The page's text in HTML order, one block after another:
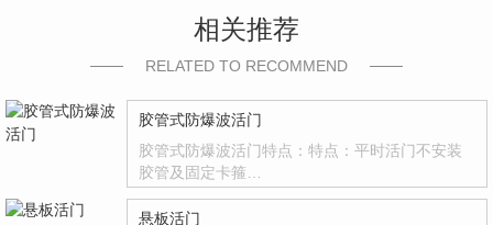
相关推荐
RELATED TO RECOMMEND
胶管式防爆波活门
胶管式防爆波活门特点：特点：平时活门不安装
胶管及固定卡箍…
悬板活门